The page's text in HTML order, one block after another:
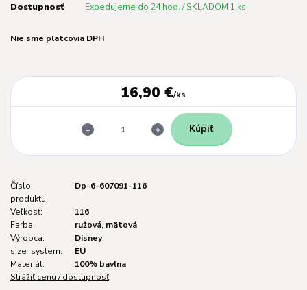
Dostupnosť Expedujeme do 24 hod. / SKLADOM 1 ks
Nie sme platcovia DPH
16,90 €/ks
Kúpiť
Číslo
produktu:
Dp-6-607091-116
Veľkosť:
116
Farba:
ružová, mätová
Výrobca:
Disney
size_system:
EU
Materiál:
100% bavlna
Strážiť cenu / dostupnosť